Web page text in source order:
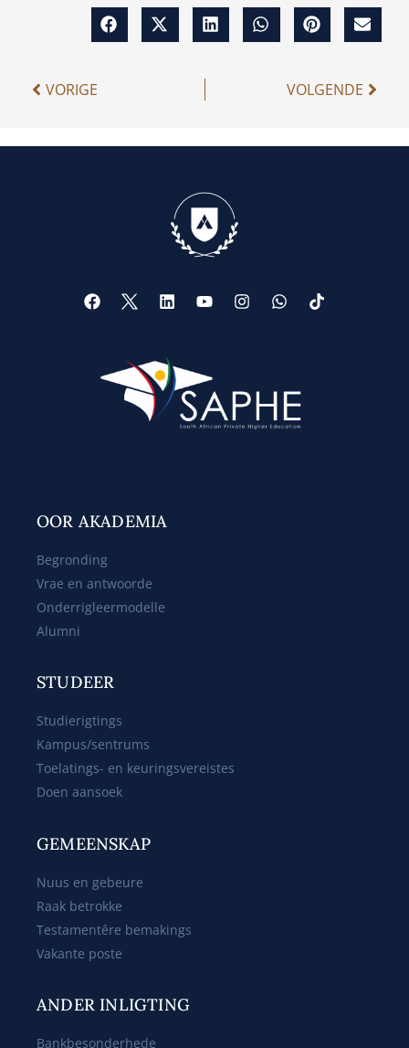
VORIGE VOLGENDE
OOR AKADEMIA
Begronding
Vrae en antwoorde
Onderrigleermodelle
Alumni
STUDEER
Studierigtings
Kampus/sentrums
Toelatings- en keuringsvereistes
Doen aansoek
GEMEENSKAP
Nuus en gebeure
Raak betrokke
Testamentêre bemakings
Vakante poste
ANDER INLIGTING
Bankbesonderhede